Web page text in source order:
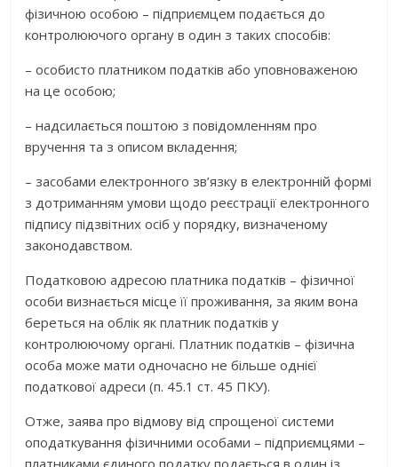
фізичною особою – підприємцем подається до
контролюючого органу в один з таких способів:
– особисто платником податків або уповноваженою
на це особою;
– надсилається поштою з повідомленням про
вручення та з описом вкладення;
– засобами електронного зв’язку в електронній формі
з дотриманням умови щодо реєстрації електронного
підпису підзвітних осіб у порядку, визначеному
законодавством.
Податковою адресою платника податків – фізичної
особи визнається місце її проживання, за яким вона
береться на облік як платник податків у
контролюючому органі. Платник податків – фізична
особа може мати одночасно не більше однієї
податкової адреси (п. 45.1 ст. 45 ПКУ).
Отже, заява про відмову від спрощеної системи
оподаткування фізичними особами – підприємцями –